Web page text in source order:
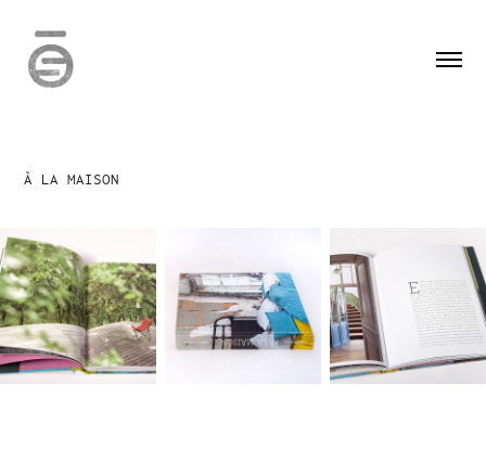
À LA MAISON